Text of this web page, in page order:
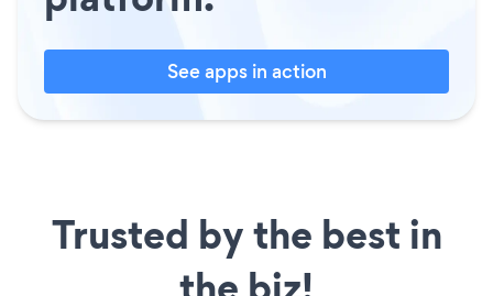
See apps in action
Trusted by the best in